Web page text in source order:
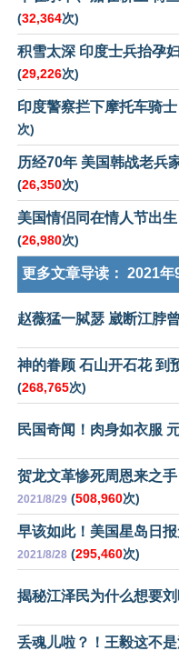
(32,364次)
积雪太深 印度士兵抬孕
(29,226次)
印度警察拦下摩托车骑
次)
历经70年 美国韩战老兵
(26,350次)
美国情侣同在情人节出
(26,980次)
更多文章导读： 2021年
赵薇猛一脦瑟 崴断江脖
神的眷顾 石山开石花 到
(268,765次)
民国奇闻！肉身如衣服
贺龙文革惨死周恩来之
2021/8/29 (508,960次)
早该如此！美国星岛日
2021/8/28 (295,460次)
揭秘江泽民为什么想要
丢魂儿啦？！王毅这不